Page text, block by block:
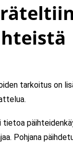
tarkoitus on
Pohjana